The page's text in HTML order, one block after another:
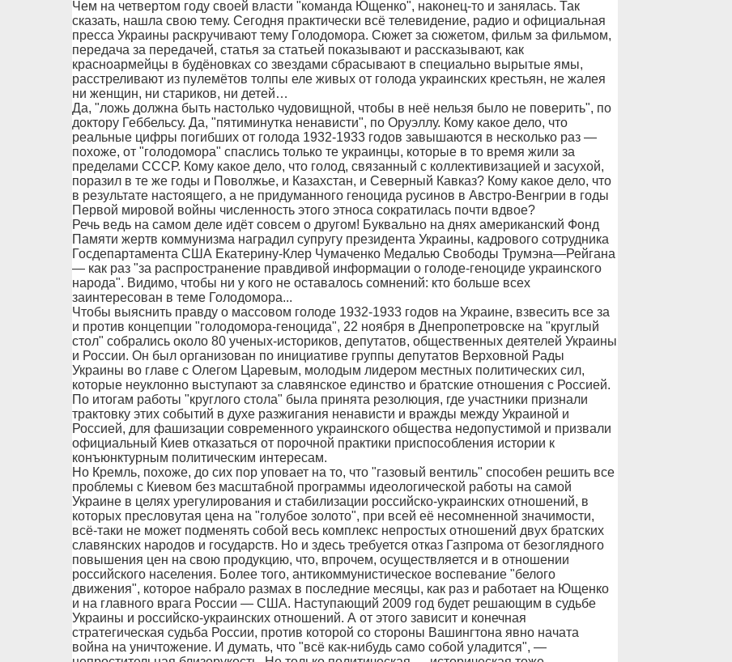
Чем на четвертом году своей власти "команда Ющенко", наконец-то и занялась. Так
сказать, нашла свою тему. Сегодня практически всё телевидение, радио и официальная
пресса Украины раскручивают тему Голодомора. Сюжет за сюжетом, фильм за фильмом,
передача за передачей, статья за статьей показывают и рассказывают, как
красноармейцы в будёновках со звездами сбрасывают в специально вырытые ямы,
расстреливают из пулемётов толпы еле живых от голода украинских крестьян, не жалея
ни женщин, ни стариков, ни детей…
Да, "ложь должна быть настолько чудовищной, чтобы в неё нельзя было не поверить", по
доктору Геббельсу. Да, "пятиминутка ненависти", по Оруэллу. Кому какое дело, что
реальные цифры погибших от голода 1932-1933 годов завышаются в несколько раз —
похоже, от "голодомора" спаслись только те украинцы, которые в то время жили за
пределами СССР. Кому какое дело, что голод, связанный с коллективизацией и засухой,
поразил в те же годы и Поволжье, и Казахстан, и Северный Кавказ? Кому какое дело, что
в результате настоящего, а не придуманного геноцида русинов в Австро-Венгрии в годы
Первой мировой войны численность этого этноса сократилась почти вдвое?
Речь ведь на самом деле идёт совсем о другом! Буквально на днях американский Фонд
Памяти жертв коммунизма наградил супругу президента Украины, кадрового сотрудника
Госдепартамента США Екатерину-Клер Чумаченко Медалью Свободы Трумэна—Рейгана
— как раз "за распространение правдивой информации о голоде-геноциде украинского
народа". Видимо, чтобы ни у кого не оставалось сомнений: кто больше всех
заинтересован в теме Голодомора...
Чтобы выяснить правду о массовом голоде 1932-1933 годов на Украине, взвесить все за
и против концепции "голодомора-геноцида", 22 ноября в Днепропетровске на "круглый
стол" собрались около 80 ученых-историков, депутатов, общественных деятелей Украины
и России. Он был организован по инициативе группы депутатов Верховной Рады
Украины во главе с Олегом Царевым, молодым лидером местных политических сил,
которые неуклонно выступают за славянское единство и братские отношения с Россией.
По итогам работы "круглого стола" была принята резолюция, где участники признали
трактовку этих событий в духе разжигания ненависти и вражды между Украиной и
Россией, для фашизации современного украинского общества недопустимой и призвали
официальный Киев отказаться от порочной практики приспособления истории к
конъюнктурным политическим интересам.
Но Кремль, похоже, до сих пор уповает на то, что "газовый вентиль" способен решить все
проблемы с Киевом без масштабной программы идеологической работы на самой
Украине в целях урегулирования и стабилизации российско-украинских отношений, в
которых пресловутая цена на "голубое золото", при всей её несомненной значимости,
всё-таки не может подменять собой весь комплекс непростых отношений двух братских
славянских народов и государств. Но и здесь требуется отказ Газпрома от безоглядного
повышения цен на свою продукцию, что, впрочем, осуществляется и в отношении
российского населения. Более того, антикоммунистическое воспевание "белого
движения", которое набрало размах в последние месяцы, как раз и работает на Ющенко
и на главного врага России — США. Наступающий 2009 год будет решающим в судьбе
Украины и российско-украинских отношений. А от этого зависит и конечная
стратегическая судьба России, против которой со стороны Вашингтона явно начата
война на уничтожение. И думать, что "всё как-нибудь само собой уладится", —